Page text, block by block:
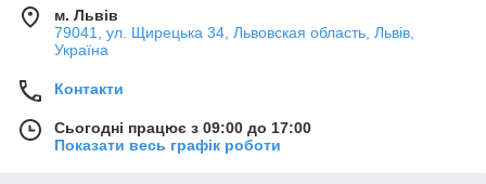
м. Львів
79041, ул. Щирецька 34, Львовская область, Львів,
Україна
Контакти
Сьогодні працює з 09:00 до 17:00
Показати весь графік роботи